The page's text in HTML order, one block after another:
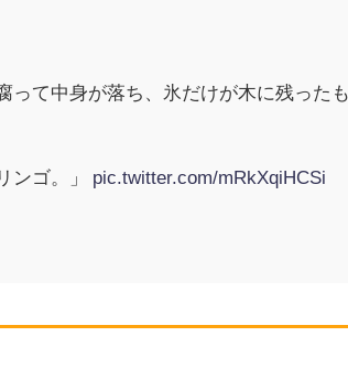
って中身が落ち、氷だけが木に残った
ンゴ。」 pic.twitter.com/mRkXqiHCSi